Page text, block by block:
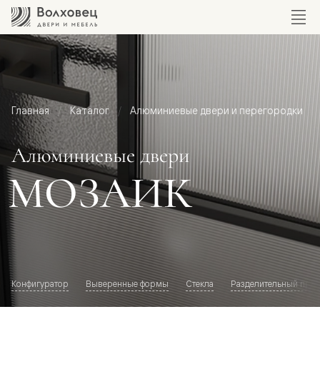
Главная Каталог Алюминиевые двери и перегородки
Алюминиевые двери
МОЗАИК
Конфигуратор Выверенные формы Стекла Разделительный